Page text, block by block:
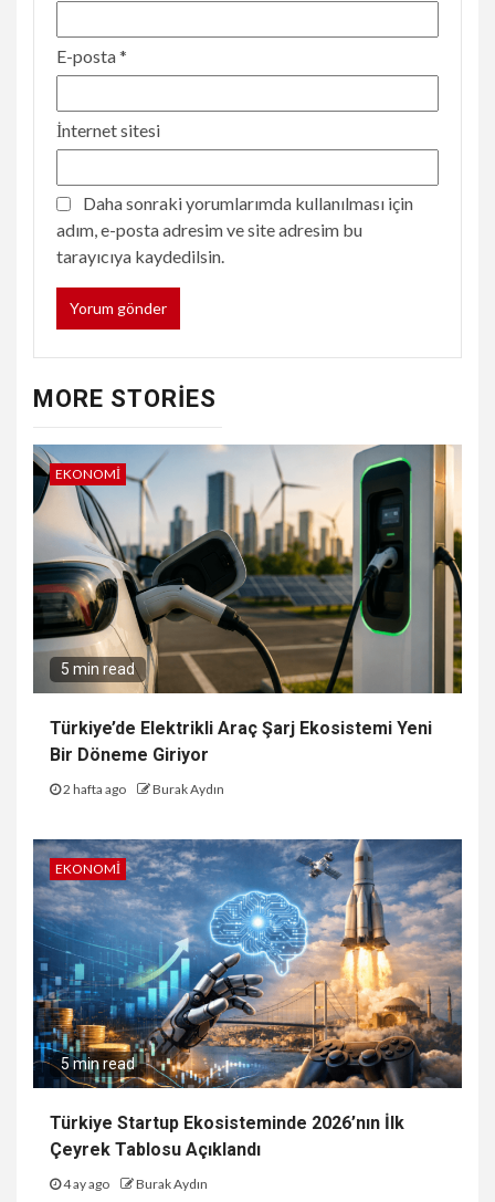
E-posta*
İnternet sitesi
Daha sonraki yorumlarımda kullanılması için
adım, e-posta adresim ve site adresim bu
tarayıcıya kaydedilsin.
MORE STORIES
EKONOMI
5 min read
Türkiye’de Elektrikli Araç Şarj Ekosistemi Yeni
Bir Döneme Giriyor
2 hafta ago Burak Aydın
EKONOMI
5 min read
Türkiye Startup Ekosisteminde 2026’nın İlk
Çeyrek Tablosu Açıklandı
4 ay ago Burak Aydın